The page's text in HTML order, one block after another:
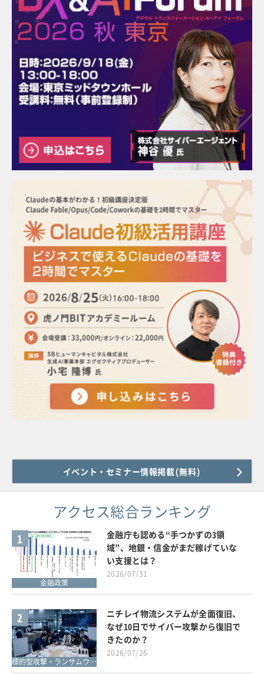
イベント・セミナー情報掲載(無料)
アクセス総合ランキング
1
金融政策
金融庁も認める“手つかずの3領
域”、地銀・信金がまだ稼げていな
い支援とは？
2026/07/31
2
標的型攻撃・ランサムウェア対策
ニチレイ物流システムが全面復旧、
なぜ10日でサイバー攻撃から復旧で
きたのか？
2026/07/26